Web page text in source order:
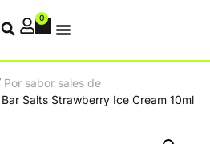
0
Por sabor sales de
Salts Strawberry Ice Cream 10ml